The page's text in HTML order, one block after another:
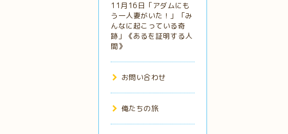
11月16日「アダムにも
う一人妻がいた！」「み
んなに起こっている奇
跡」《あるを証明する人
間》
お問い合わせ
俺たちの旅